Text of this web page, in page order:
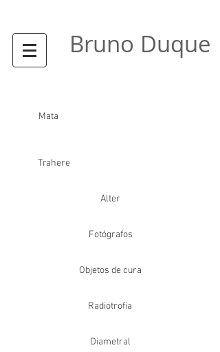
Bruno Duque
Mata
Trahere
Alter
Fotógrafos
Objetos de cura
Radiotrofia
Diametral